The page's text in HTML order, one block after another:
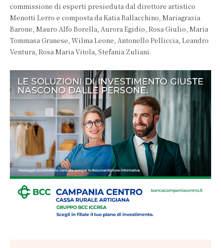
commissione di esperti presieduta dal direttore artistico
Menotti Lerro e composta da Katia Ballacchino, Mariagrazia
Barone, Mauro Alfo Borella, Aurora Egidio, Rosa Giulio, Maria
Tommasa Granese, Wilma Leone, Antonello Pelliccia, Leandro
Ventura, Rosa Maria Vitola, Stefania Zuliani.